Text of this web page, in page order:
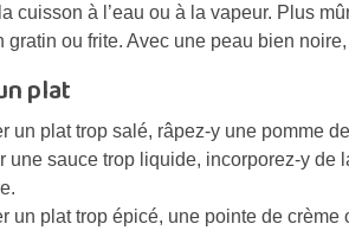
cuisson à l’eau ou à la vapeur. Plus
gratin ou frite. Avec une peau bien
plat
un plat trop salé, râpez-y une pomme
une sauce trop liquide, incorporez-y de
un plat trop épicé, une pointe de